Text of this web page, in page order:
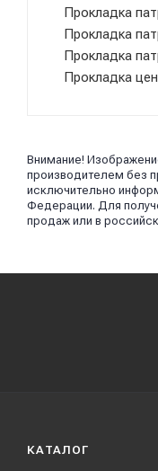
Прокладка
Прокладка
Прокладка
Прокладка
Внимание!
производителем без
исключительно
Федерации. Для
продаж или в
КАТАЛОГ